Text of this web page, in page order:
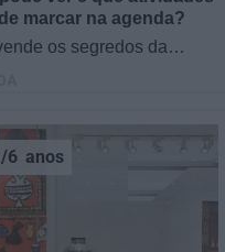
marcar na agenda?
os segredos da
6 anos